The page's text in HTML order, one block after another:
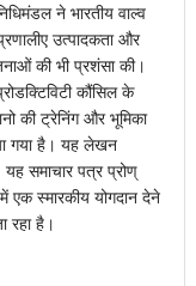
ने भारतीय वाल्व
उत्पादकता और
की भी प्रशंसा की।
कौंसिल के
की ट्रेनिंग और भूमिका
गया है। यह लेखन
यह समाचार पत्र प्रोण्
एक स्मारकीय योगदान देने
रहा है।